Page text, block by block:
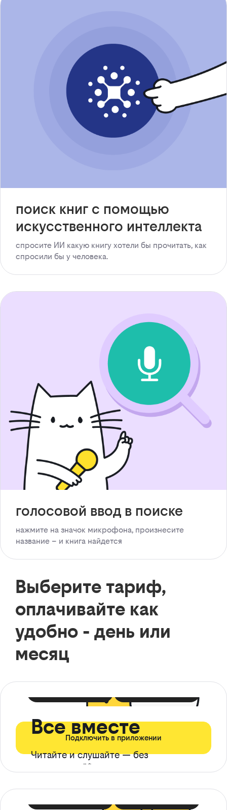
поиск книг с помощью
искусственного интеллекта
спросите ИИ какую книгу хотели бы прочитать, как
спросили бы у человека.
голосовой ввод в поиске
нажмите на значок микрофона, произнесите
название – и книга найдется
Выберите тариф,
оплачивайте как
удобно - день или
месяц
Все вместе
Читайте и слушайте — без
ограничений*
Подключить в приложении